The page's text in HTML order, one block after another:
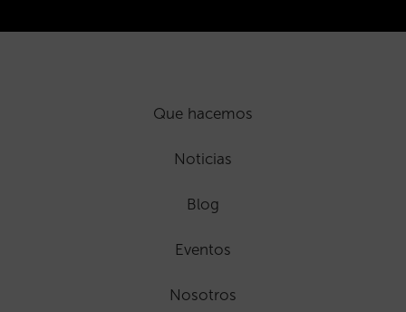
Que hacemos
Noticias
Blog
Eventos
Nosotros